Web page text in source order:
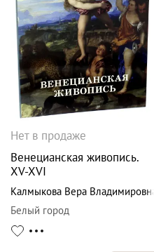
Нет в продаже
Венецианская живопись.
XV-XVI
Калмыкова Вера Владимировна
Белый город